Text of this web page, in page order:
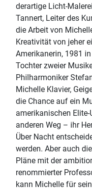
derartige Licht-
Tannert, Leiter des
die Arbeit von
Kreativität von jeher
Amerikanerin, 1981
Tochter zweier
Philharmoniker
Michelle Klavier,
die Chance auf ein
amerikanischen
anderen Weg – ihr
Über Nacht
werden. Aber auch
Pläne mit der
renommierter
kann Michelle für